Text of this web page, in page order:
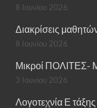
8 Ιουνίου 2026
Διακρίσεις
8 Ιουνίου 2026
Μικροί ΠΟΛΙΤΕΣ-
3 Ιουνίου 2026
Λογοτεχνία Ε